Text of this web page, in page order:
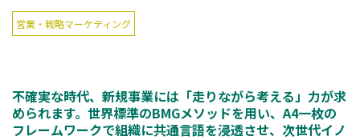
営業・戦略マーケティング
不確実な時代、新規事業には「走りながら考える」力が求
められます。世界標準のBMGメソッドを用い、A4一枚の
フレームワークで組織に共通言語を浸透させ、次世代イノ